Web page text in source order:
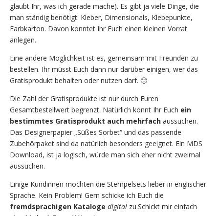
glaubt Ihr, was ich gerade mache). Es gibt ja viele Dinge, die
man ständig benötigt: Kleber, Dimensionals, Klebepunkte,
Farbkarton. Davon könntet Ihr Euch einen kleinen Vorrat
anlegen.
Eine andere Möglichkeit ist es, gemeinsam mit Freunden zu
bestellen. Ihr müsst Euch dann nur darüber einigen, wer das
Gratisprodukt behalten oder nutzen darf. 🙂
Die Zahl der Gratisprodukte ist nur durch Euren
Gesamtbestellwert begrenzt. Natürlich könnt Ihr Euch ein
bestimmtes Gratisprodukt auch mehrfach aussuchen.
Das Designerpapier „Süßes Sorbet“ und das passende
Zubehörpaket sind da natürlich besonders geeignet. Ein MDS
Download, ist ja logisch, würde man sich eher nicht zweimal
aussuchen.
Einige Kundinnen möchten die Stempelsets lieber in englischer
Sprache. Kein Problem! Gern schicke ich Euch die
fremdsprachigen Kataloge digital zu.Schickt mir einfach